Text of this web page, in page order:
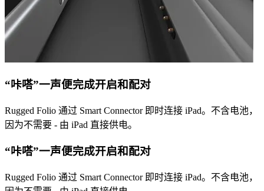
“咔嗒”一声便完成开启和配对
Rugged Folio 通过 Smart Connector 即时连接 iPad。不含电池，
因为不需要 - 由 iPad 直接供电。
“咔嗒”一声便完成开启和配对
Rugged Folio 通过 Smart Connector 即时连接 iPad。不含电池，